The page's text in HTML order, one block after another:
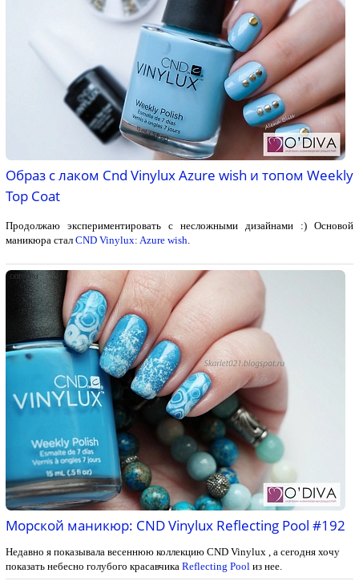
Образ с лаком Cnd Vinylux Azure wish и топом Weekly
Top Coat
Продолжаю экспериментировать с несложными дизайнами :) Основой
маникюра стал CND Vinylux: Azure wish.
Морской маникюр: CND Vinylux Reflecting Pool #192
Недавно я показывала весеннюю коллекцию CND Vinylux , а сегодня хочу
показать небесно голубого красавчика Reflecting Pool из нее.